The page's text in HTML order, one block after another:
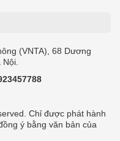
(VNTA), 68 Dương
Chỉ được phát hành
ý bằng văn bản của